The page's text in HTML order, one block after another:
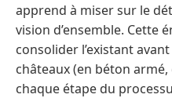
apprend à miser sur le
vision d’ensemble. Cette
consolider l’existant
châteaux (en béton
chaque étape du